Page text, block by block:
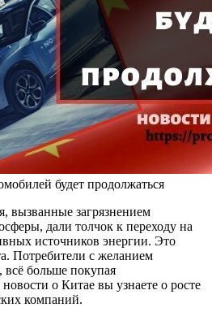
будет продолжаться
вызванные загрязнением
дали толчок к переходу на
источников энергии. Это
Потребители с желанием
всё больше покупая
о Китае вы узнаете о росте
компаний.